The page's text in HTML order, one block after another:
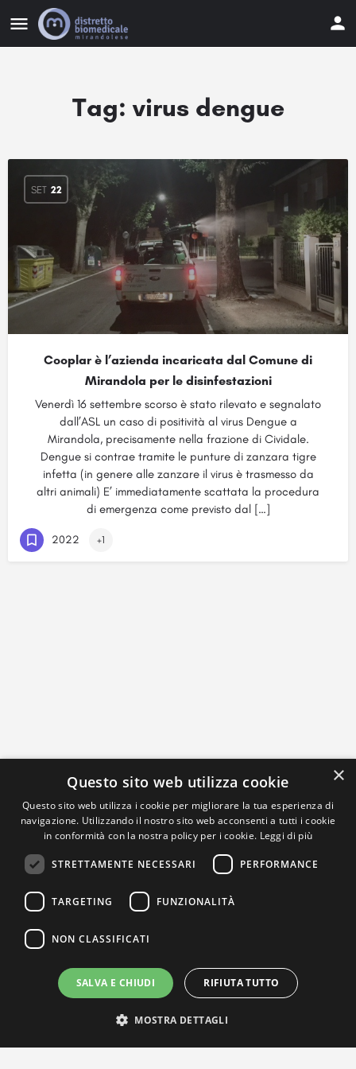
Tag:virus dengue
SET 22
Cooplar è l’azienda incaricata dal Comune di
Mirandola per le disinfestazioni
Venerdì 16 settembre scorso è stato rilevato e segnalato
dall’ASL un caso di positività al virus Dengue a
Mirandola, precisamente nella frazione di Cividale.
Dengue si contrae tramite le punture di zanzara tigre
infetta (in genere alle zanzare il virus è trasmesso da
altri animali) E’ immediatamente scattata la procedura
di emergenza come previsto dal […]
2022 +1
×
Questo sito web utilizza cookie
Questo sito web utilizza i cookie per migliorare la tua esperienza di
navigazione. Utilizzando il nostro sito web acconsenti a tutti i cookie
in conformità con la nostra policy per i cookie. Leggi di più
STRETTAMENTE NECESSARI PERFORMANCE
TARGETING FUNZIONALITÀ
NON CLASSIFICATI
SALVA E CHIUDI RIFIUTA TUTTO
MOSTRA DETTAGLI